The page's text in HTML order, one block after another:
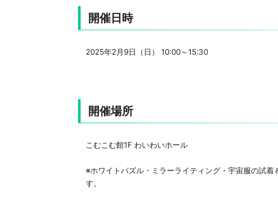
開催日時
2025年2月9日（日） 10:00～15:30
開催場所
こむこむ館1F わいわいホール
※ホワイトパズル・ミラーライティング・宇宙服の試
す。